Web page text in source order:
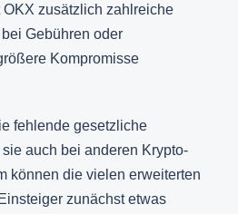
zusätzlich zahlreiche
Gebühren oder
Kompromisse
fehlende gesetzliche
auch bei anderen Krypto-
können die vielen erweiterten
zunächst etwas